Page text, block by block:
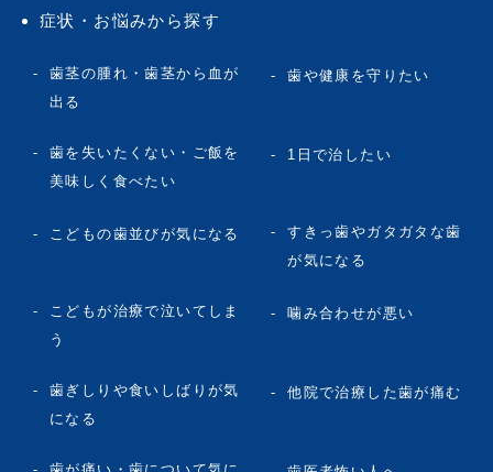
症状・お悩みから探す
歯茎の腫れ・歯茎から血が
出る
歯や健康を守りたい
歯を失いたくない・ご飯を
美味しく食べたい
1日で治したい
こどもの歯並びが気になる
すきっ歯やガタガタな歯
が気になる
こどもが治療で泣いてしま
う
噛み合わせが悪い
歯ぎしりや食いしばりが気
になる
他院で治療した歯が痛む